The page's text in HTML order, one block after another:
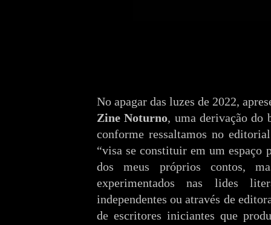
No apagar das luzes de 2022,
Zine Noturno, uma derivação do
conforme ressaltamos no
“visa se constituir em um espaço
dos meus próprios contos,
experimentados nas lides
independentes ou através de
de escritores iniciantes que